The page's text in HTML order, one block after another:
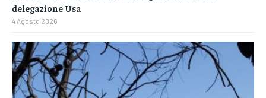
delegazione Usa
4 Agosto 2026